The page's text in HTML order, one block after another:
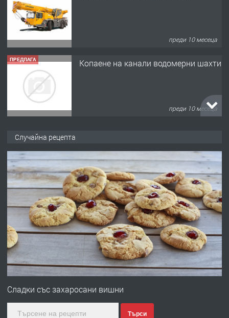
преди 10 месеца
ПРЕДЛАГА Копаене на канали водомерни шахти
преди 10 месеца
преди 11 месеца
Отпушване на канали тоалетни
вертикални щрангове
преди 11 месеца
ПРЕДЛАГА Онлайн магазин за всички!
Случайна рецепта
Сладки със захаросани вишни
Търси